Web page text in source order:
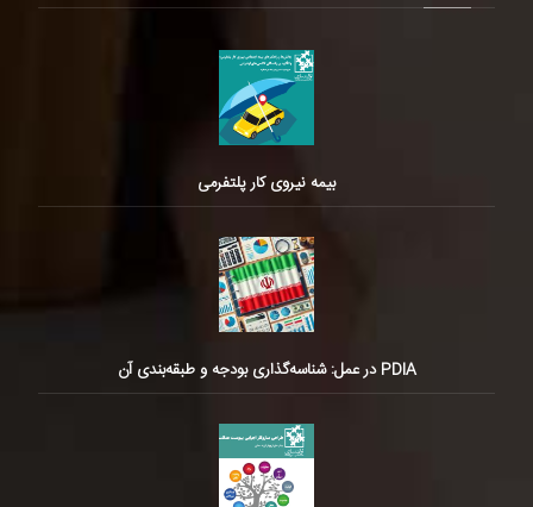
بیمه نیروی کار پلتفرمی
PDIA در عمل: شناسه‌گذاری بودجه و طبقه‌بندی آن